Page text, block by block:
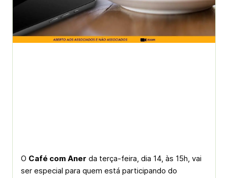
O Café com Aner da terça-feira, dia 14, às 15h, vai
ser especial para quem está participando do